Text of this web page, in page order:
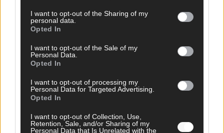
I want to opt-out of the Sharing of my
personal data.
Opted In
I want to opt-out of the Sale of my
Personal Data.
Opted In
I want to opt-out of processing my
Personal Data for Targeted Advertising.
Opted In
I want to opt-out of Collection, Use,
Retention, Sale, and/or Sharing of my
Personal Data that Is Unrelated with the
DIREKT ZUM THEMA
Politik & Co
Money Matters
Brainpower
Specials
Meinung
Eurovision